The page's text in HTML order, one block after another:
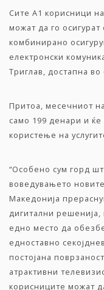
Сите А1 корисници
можат да го
комбинирано
електронски
Триглав, достапна
Притоа, месечниот
само 199 денари и ќе
користење на
“Особено сум горд
воведувањето
Македонија
дигитални
едно место да
едноставно
постојана
атрактивни
корисниците можат